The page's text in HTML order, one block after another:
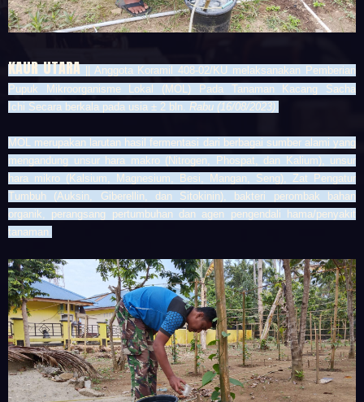
KAUR UTARA || Anggota Koramil 408-02/KU melaksanakan Pemberian
Pupuk Mikroorganisme Lokal (MOL) Pada Tanaman Kacang Sacha
Ichi Secara berkala pada usia ± 2 bln. Rabu (16/08/2023).
MOL merupakan larutan hasil fermentasi dari berbagai sumber alami yang
mengandung unsur hara makro (Nitrogen, Phospat, dan Kalium), unsur
hara mikro (Kalsium, Magnesium, Besi, Mangan, Seng), Zat Pengatur
Tumbuh (Auksin, Giberellin, dan Sitokinin), bakteri perombak bahan
organik, perangsang pertumbuhan dan agen pengendali hama/penyakit
tanaman.